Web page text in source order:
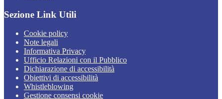
Sezione Link Utili
Cookie policy
Note legali
Informativa Privacy
Ufficio Relazioni con il Pubblico
Dichiarazione di accessibilità
Obiettivi di accessibilità
Whistleblowing
Gestione consensi cookie